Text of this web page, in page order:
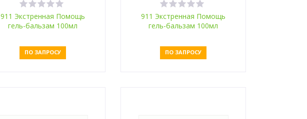
911 Экстренная Помощь
гель-бальзам 100мл
ПО ЗАПРОСУ
911 Экстренная Помощь
гель-бальзам 100мл
ПО ЗАПРОСУ